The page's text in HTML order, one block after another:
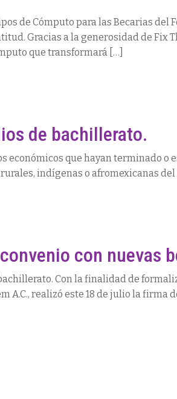
de Cómputo para las Becarias del
Gracias a la generosidad de Fix
que transformará […]
de bachillerato.
económicos que hayan terminado o
indígenas o afromexicanas del
con nuevas
Con la finalidad de
realizó este 18 de julio la firma